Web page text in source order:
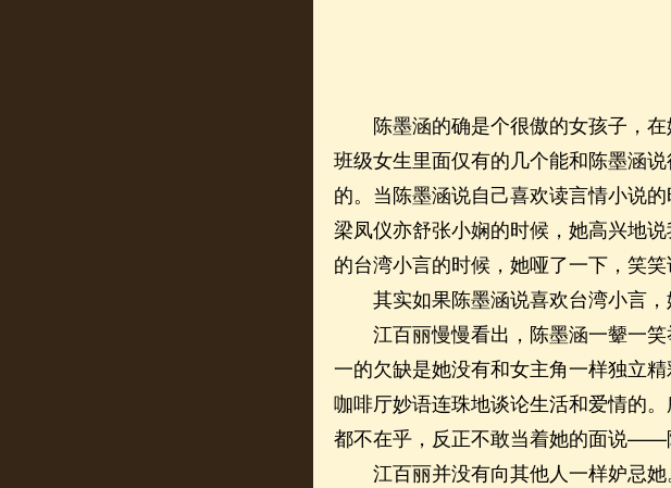
陈墨涵的确是个很傲的女孩子，在
班级女生里面仅有的几个能和陈墨涵
的。当陈墨涵说自己喜欢读言情小说
梁凤仪亦舒张小娴的时候，她高兴地
的台湾小言的时候，她哑了一下，笑笑
其实如果陈墨涵说喜欢台湾小言，
江百丽慢慢看出，陈墨涵一颦一笑
一的欠缺是她没有和女主角一样独立
咖啡厅妙语连珠地谈论生活和爱情的
都不在乎，反正不敢当着她的面说——
江百丽并没有向其他人一样妒忌她